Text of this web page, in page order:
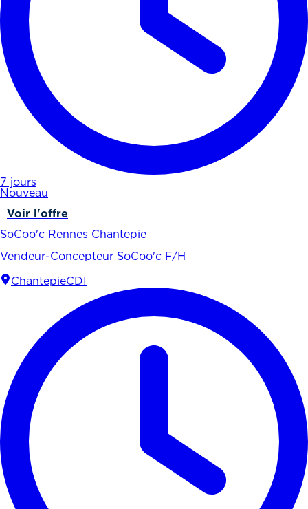
7 jours
Nouveau
Voir l'offre
SoCoo'c Rennes Chantepie
Vendeur-Concepteur SoCoo'c F/H
ChantepieCDI